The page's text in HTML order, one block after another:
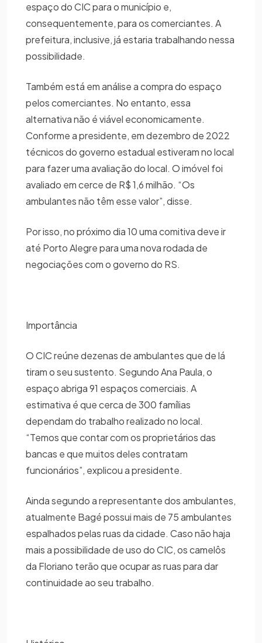
espaço do CIC para o município e,
consequentemente, para os comerciantes. A
prefeitura, inclusive, já estaria trabalhando nessa
possibilidade.
Também está em análise a compra do espaço
pelos comerciantes. No entanto, essa
alternativa não é viável economicamente.
Conforme a presidente, em dezembro de 2022
técnicos do governo estadual estiveram no local
para fazer uma avaliação do local. O imóvel foi
avaliado em cerce de R$ 1,6 milhão. “Os
ambulantes não têm esse valor”, disse.
Por isso, no próximo dia 10 uma comitiva deve ir
até Porto Alegre para uma nova rodada de
negociações com o governo do RS.
Importância
O CIC reúne dezenas de ambulantes que de lá
tiram o seu sustento. Segundo Ana Paula, o
espaço abriga 91 espaços comerciais. A
estimativa é que cerca de 300 famílias
dependam do trabalho realizado no local.
“Temos que contar com os proprietários das
bancas e que muitos deles contratam
funcionários”, explicou a presidente.
Ainda segundo a representante dos ambulantes,
atualmente Bagé possui mais de 75 ambulantes
espalhados pelas ruas da cidade. Caso não haja
mais a possibilidade de uso do CIC, os camelôs
da Floriano terão que ocupar as ruas para dar
continuidade ao seu trabalho.